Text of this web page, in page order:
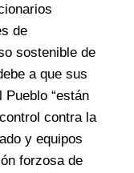
de
sostenible de
a que sus
“están
contra la
y equipos
forzosa de